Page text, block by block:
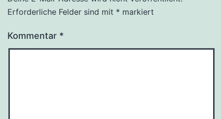
Erforderliche Felder sind mit * markiert
Kommentar *